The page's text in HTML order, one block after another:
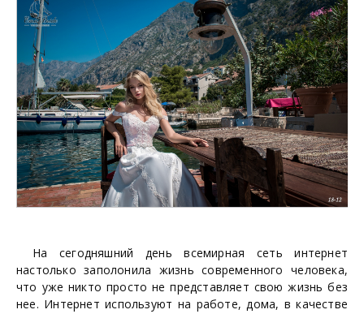
На сегодняшний день всемирная сеть интернет
настолько заполонила жизнь современного человека,
что уже никто просто не представляет свою жизнь без
нее. Интернет используют на работе, дома, в качестве